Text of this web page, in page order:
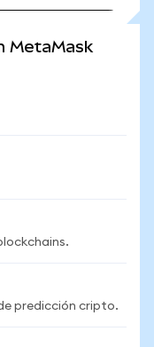
MetaMask
predicción cripto.